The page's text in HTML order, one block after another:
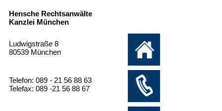
Hensche Rechtsanwälte
Kanzlei München
Ludwigstraße 8
80539 München
Telefon: 089 - 21 56 88 63
Telefax: 089 -21 56 88 67